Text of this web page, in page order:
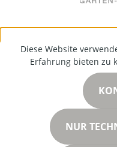
Diese Website
Erfahrung bieten zu
NUR